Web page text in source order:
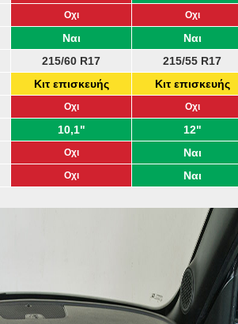
Οχι Οχι
Ναι
Ναι
215/60 R17
215/55 R17
Κιτ επισκευής
Κιτ επισκευής
Οχι Οχι
10,1"
12"
Οχι
Ναι
Οχι Ναι